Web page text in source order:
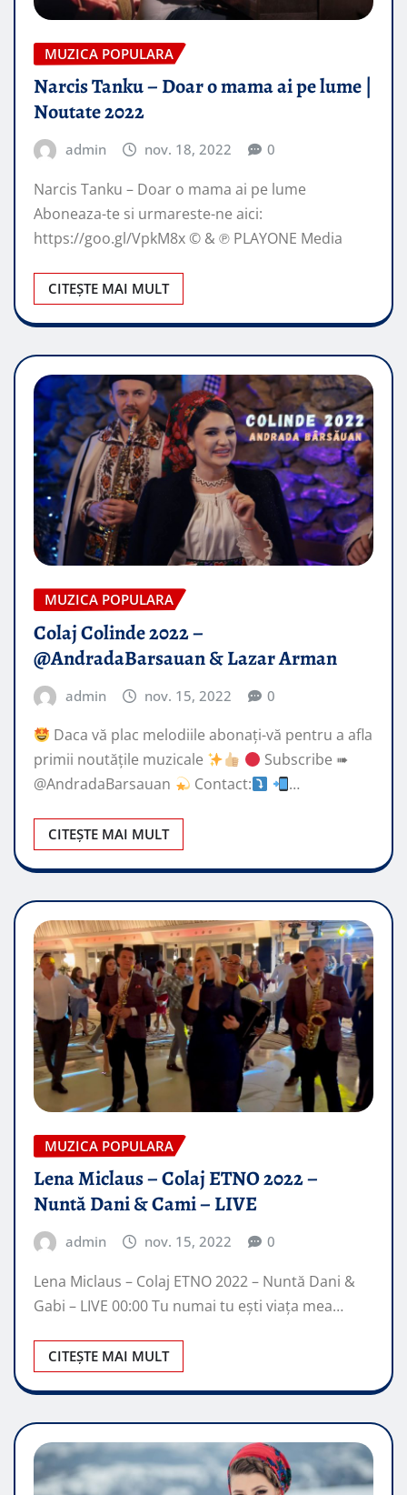
MUZICA POPULARA
Narcis Tanku – Doar o mama ai pe lume |
Noutate 2022
admin nov. 18, 2022 0
Narcis Tanku – Doar o mama ai pe lume
Aboneaza-te si urmareste-ne aici:
https://goo.gl/VpkM8x © & ℗ PLAYONE Media
CITEȘTE MAI MULT
MUZICA POPULARA
Colaj Colinde 2022 –
@AndradaBarsauan & Lazar Arman
admin nov. 15, 2022 0
Daca vă plac melodiile abonați-vă pentru a afla
primii noutățile muzicale
Subscribe ➠
@AndradaBarsauan
Contact: …
CITEȘTE MAI MULT
MUZICA POPULARA
Lena Miclaus – Colaj ETNO 2022 –
Nuntă Dani & Cami – LIVE
admin nov. 15, 2022 0
Lena Miclaus – Colaj ETNO 2022 – Nuntă Dani &
Gabi – LIVE 00:00 Tu numai tu ești viața mea…
CITEȘTE MAI MULT